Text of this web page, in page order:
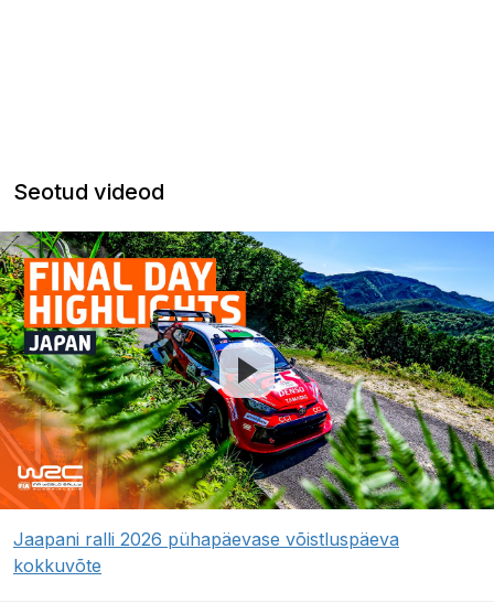
Seotud videod
Jaapani ralli 2026 pühapäevase võistluspäeva
kokkuvõte